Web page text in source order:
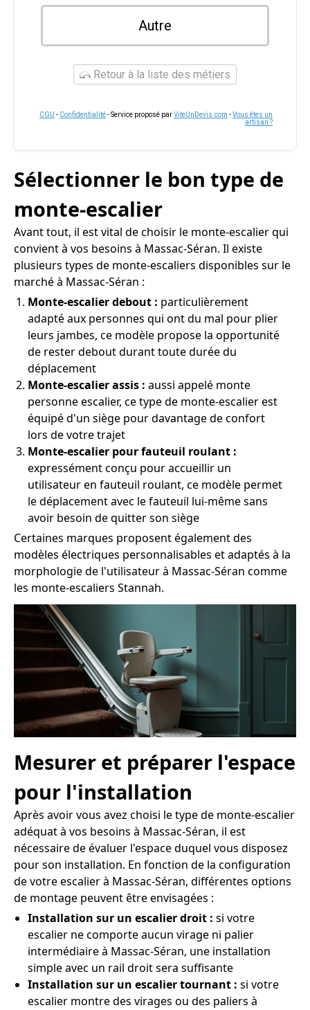
Autre
Retour à la liste des métiers
CGU - Confidentialité- Service proposé parViteUnDevis.com -Vous êtes un
artisan ?
Sélectionner le bon type de
monte-escalier
Avant tout, il est vital de choisir le monte-escalier qui
convient à vos besoins à Massac-Séran. Il existe
plusieurs types de monte-escaliers disponibles sur le
marché à Massac-Séran :
Monte-escalier debout : particulièrement
adapté aux personnes qui ont du mal pour plier
leurs jambes, ce modèle propose la opportunité
de rester debout durant toute durée du
déplacement
Monte-escalier assis : aussi appelé monte
personne escalier, ce type de monte-escalier est
équipé d'un siège pour davantage de confort
lors de votre trajet
Monte-escalier pour fauteuil roulant :
expressément conçu pour accueillir un
utilisateur en fauteuil roulant, ce modèle permet
le déplacement avec le fauteuil lui-même sans
avoir besoin de quitter son siège
Certaines marques proposent également des
modèles électriques personnalisables et adaptés à la
morphologie de l'utilisateur à Massac-Séran comme
les monte-escaliers Stannah.
Mesurer et préparer l'espace
pour l'installation
Après avoir vous avez choisi le type de monte-escalier
adéquat à vos besoins à Massac-Séran, il est
nécessaire de évaluer l'espace duquel vous disposez
pour son installation. En fonction de la configuration
de votre escalier à Massac-Séran, différentes options
de montage peuvent être envisagées :
Installation sur un escalier droit : si votre
escalier ne comporte aucun virage ni palier
intermédiaire à Massac-Séran, une installation
simple avec un rail droit sera suffisante
Installation sur un escalier tournant : si votre
escalier montre des virages ou des paliers à